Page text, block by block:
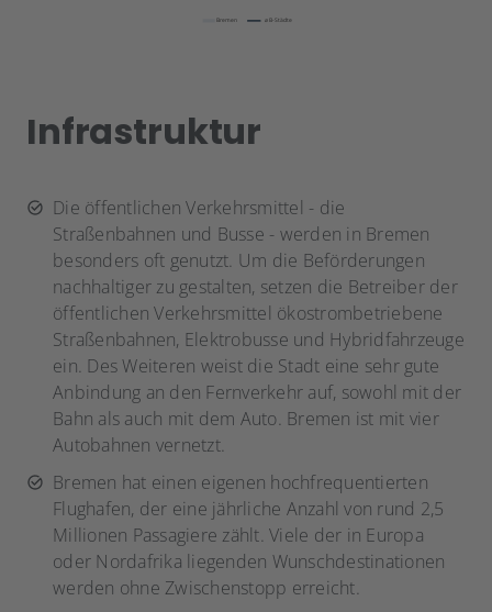
Infrastruktur
Die öffentlichen Verkehrsmittel - die
Straßenbahnen und Busse - werden in Bremen
besonders oft genutzt. Um die Beförderungen
nachhaltiger zu gestalten, setzen die Betreiber der
öffentlichen Verkehrsmittel ökostrombetriebene
Straßenbahnen, Elektrobusse und Hybridfahrzeuge
ein. Des Weiteren weist die Stadt eine sehr gute
Anbindung an den Fernverkehr auf, sowohl mit der
Bahn als auch mit dem Auto. Bremen ist mit vier
Autobahnen vernetzt.
Bremen hat einen eigenen hochfrequentierten
Flughafen, der eine jährliche Anzahl von rund 2,5
Millionen Passagiere zählt. Viele der in Europa
oder Nordafrika liegenden Wunschdestinationen
werden ohne Zwischenstopp erreicht.